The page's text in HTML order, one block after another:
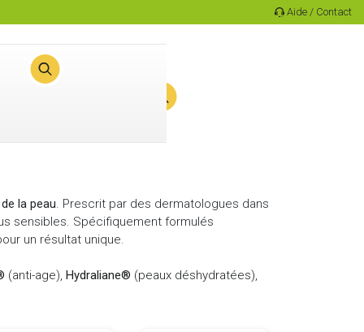
Aide / Contact
la peau. Prescrit par des dermatologues dans
sensibles. Spécifiquement formulés
un résultat unique.
(anti-age), Hydraliane® (peaux déshydratées),